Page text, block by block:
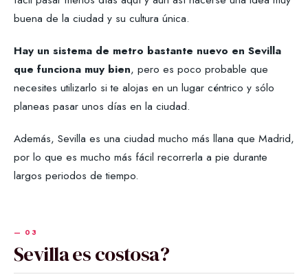
buena de la ciudad y su cultura única.
Hay un sistema de metro bastante nuevo en Sevilla
que funciona muy bien, pero es poco probable que
necesites utilizarlo si te alojas en un lugar céntrico y sólo
planeas pasar unos días en la ciudad.
Además, Sevilla es una ciudad mucho más llana que Madrid,
por lo que es mucho más fácil recorrerla a pie durante
largos periodos de tiempo.
Sevilla es costosa?